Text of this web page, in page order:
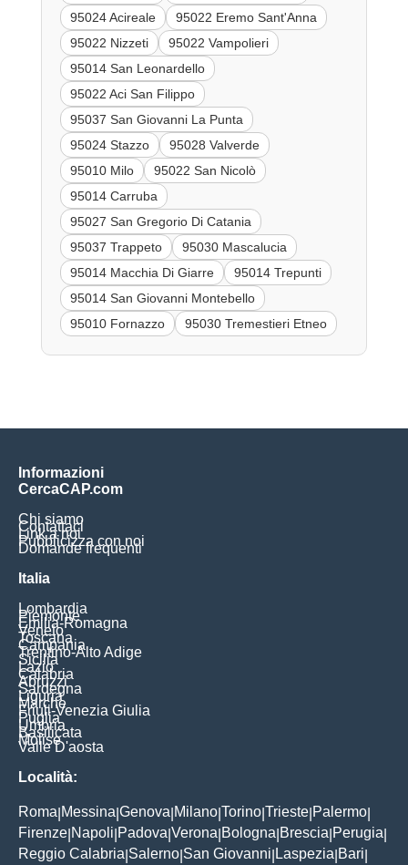
95024 Acireale
95022 Eremo Sant'Anna
95022 Nizzeti
95022 Vampolieri
95014 San Leonardello
95022 Aci San Filippo
95037 San Giovanni La Punta
95024 Stazzo
95028 Valverde
95010 Milo
95022 San Nicolò
95014 Carruba
95027 San Gregorio Di Catania
95037 Trappeto
95030 Mascalucia
95014 Macchia Di Giarre
95014 Trepunti
95014 San Giovanni Montebello
95010 Fornazzo
95030 Tremestieri Etneo
Informazioni
CercaCAP.com
Chi siamo
Contattaci
Link a noi
Pubblicizza con noi
Domande frequenti
Italia
Lombardia
Piemonte
Emilia-Romagna
Veneto
Toscana
Campania
Trentino-Alto Adige
Sicilia
Lazio
Calabria
Abruzzi
Sardegna
Liguria
Marche
Friuli-Venezia Giulia
Puglia
Umbria
Basilicata
Molise
Valle D'aosta
Località:
Roma Messina Genova Milano Torino Trieste Palermo
Firenze Napoli Padova Verona Bologna Brescia Perugia
Reggio Calabria Salerno San Giovanni Laspezia Bari